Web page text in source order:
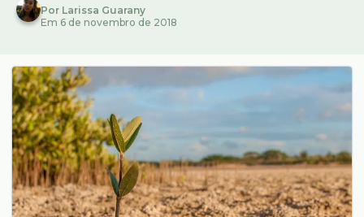
Por Larissa Guarany
Em 6 de novembro de 2018